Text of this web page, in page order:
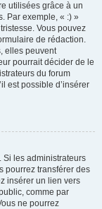
utilisées grâce à un
Par exemple, « :) »
Vous pouvez
de rédaction.
elles peuvent
pourrait décider de le
du forum
est possible d’insérer
Si les administrateurs
pourrez transférer des
insérer un lien vers
comme par
ne pourrez